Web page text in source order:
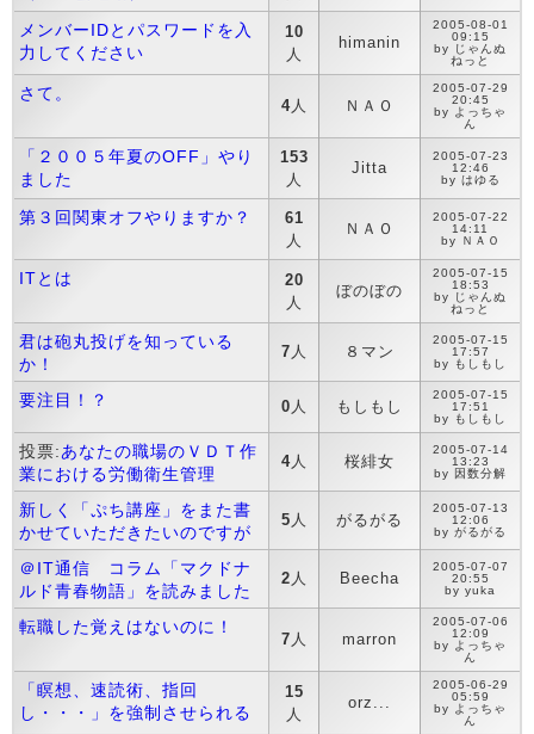
メンバーIDとパスワードを入
力してください
10
人
himanin
2005-08-01
09:15
by じゃんぬ
ねっと
さて。
4人 ＮＡＯ
2005-07-29
20:45
by よっちゃ
ん
「２００５年夏のOFF」やり
ました
153
人
Jitta
2005-07-23
12:46
by はゆる
第３回関東オフやりますか？
61
人
ＮＡＯ
2005-07-22
14:11
by ＮＡＯ
ITとは
20
人
ぼのぼの
2005-07-15
18:53
by じゃんぬ
ねっと
君は砲丸投げを知っている
か！
7 人 ８マン
2005-07-15
17:57
by もしもし
要注目！？ 0 人 もしもし
2005-07-15
17:51
by もしもし
投票:あなたの職場のＶＤＴ作
業における労働衛生管理
4人 桜緋女
2005-07-14
13:23
by 因数分解
新しく「ぷち講座」をまた書
かせていただきたいのですが
5 人 がるがる
2005-07-13
12:06
by がるがる
＠IT通信 コラム「マクドナ
ルド青春物語」を読みました
2 人 Beecha
2005-07-07
20:55
by yuka
転職した覚えはないのに！
7 人 marron
2005-07-06
12:09
by よっちゃ
ん
「瞑想、速読術、指回
し・・・」を強制させられる
15
人
orz...
2005-06-29
05:59
by よっちゃ
ん